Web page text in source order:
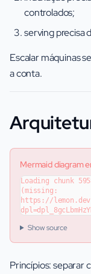
controlados;
serving precisa
Escalar máquinas
a conta.
Mermaid diagram
Loading chunk
(missing:
https://
Show source
Princípios: separar